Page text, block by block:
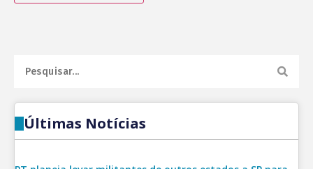
Últimas Notícias